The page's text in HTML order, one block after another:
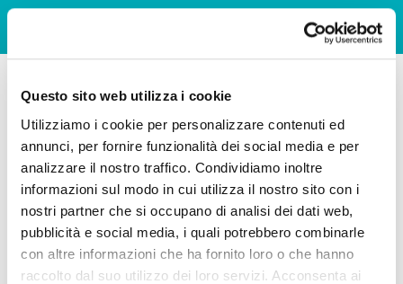
Questo sito web utilizza i cookie
Utilizziamo i cookie per personalizzare contenuti ed
annunci, per fornire funzionalità dei social media e per
analizzare il nostro traffico. Condividiamo inoltre
informazioni sul modo in cui utilizza il nostro sito con i
nostri partner che si occupano di analisi dei dati web,
pubblicità e social media, i quali potrebbero combinarle
con altre informazioni che ha fornito loro o che hanno
raccolto dal suo utilizzo dei loro servizi. Acconsenta ai